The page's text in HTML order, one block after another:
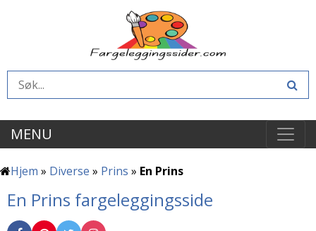
MENU
Hjem » Diverse » Prins » En Prins
En Prins fargeleggingsside